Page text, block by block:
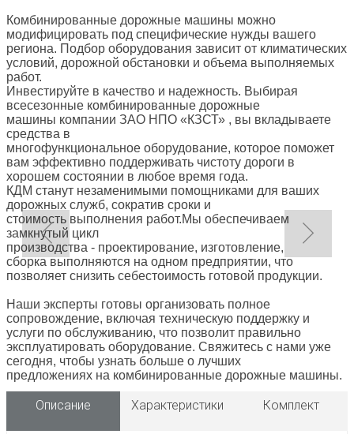
Комбинированные дорожные машины можно
модифицировать под специфические нужды вашего
региона. Подбор оборудования зависит от климатических
условий, дорожной обстановки и объема выполняемых
работ.
Инвестируйте в качество и надежность. Выбирая
всесезонные комбинированные дорожные
машины компании ЗАО НПО «КЗСТ» , вы вкладываете
средства в
многофункциональное оборудование, которое поможет
вам эффективно поддерживать чистоту дороги в
хорошем состоянии в любое время года.
КДМ станут незаменимыми помощниками для ваших
дорожных служб, сократив сроки и
стоимость выполнения работ.Мы обеспечиваем
замкнутый цикл
производства - проектирование, изготовление,
сборка выполняются на одном предприятии, что
позволяет снизить себестоимость готовой продукции.
Наши эксперты готовы организовать полное
сопровождение, включая техническую поддержку и
услуги по обслуживанию, что позволит правильно
эксплуатировать оборудование. Свяжитесь с нами уже
сегодня, чтобы узнать больше о лучших
предложениях на комбинированные дорожные машины.
Описание Характеристики Комплект